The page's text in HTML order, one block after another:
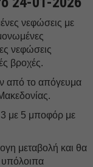
νεφώσεις με
νεφώσεις
βροχές.
από το απόγευμα
3 με 5 μποφόρ με
μεταβολή και θα
υπόλοιπα